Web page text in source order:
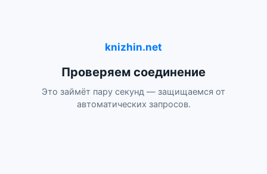
knizhin.net
Проверяем соединение
Это займёт пару секунд — защищаемся от
автоматических запросов.